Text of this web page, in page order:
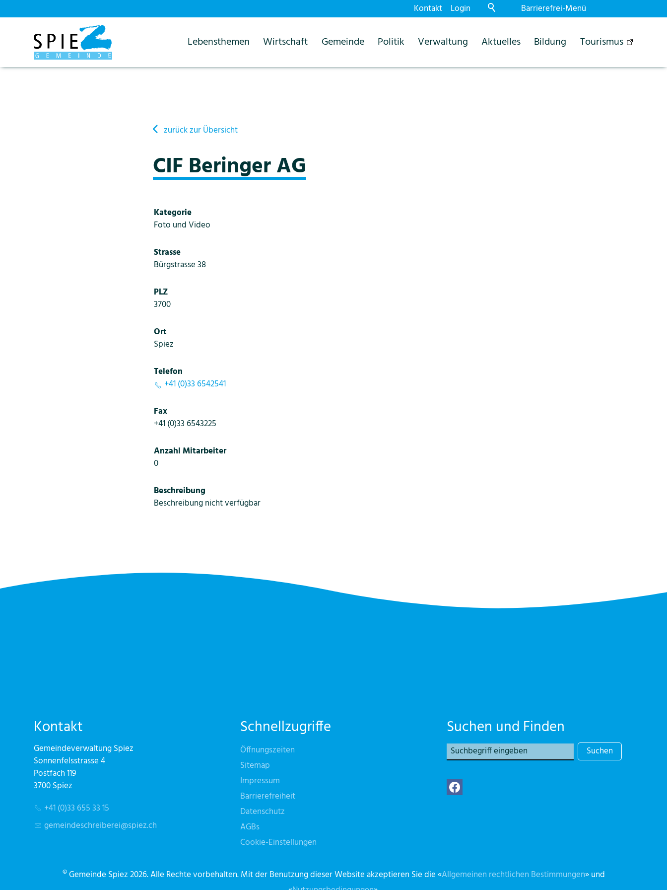
Barrierefrei-Menü
Schrift
Login
Kontakt
Lebensthemen Wirtschaft Gemeinde Politik Verwaltung Aktuelles Bildung Tourismus
Startseite Details
zurück zur Übersicht
CIF Beringer AG
Kategorie
Foto und Video
Strasse
Bürgstrasse 38
PLZ
3700
Ort
Spiez
Telefon
+41 (0)33 6542541
Fax
+41 (0)33 6543225
Anzahl Mitarbeiter
0
Beschreibung
Beschreibung nicht verfügbar
Kontakt
Gemeindeverwaltung Spiez
Sonnenfelsstrasse 4
Postfach 119
3700 Spiez
+41 (0)33 655 33 15
g m nd schr b r sp zch
Schnellzugriffe
Öffnungszeiten
Sitemap
Impressum
Barrierefreiheit
Datenschutz
AGBs
Cookie-Einstellungen
Suchen und Finden
Suchen
©Gemeinde Spiez 2026. Alle Rechte vorbehalten. Mit der Benutzung dieser Website akzeptieren Sie die «Allgemeinen rechtlichen Bestimmungen» und